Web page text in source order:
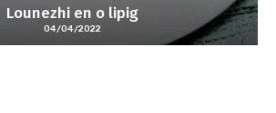
Lounezhi en o lipig
04/04/2022